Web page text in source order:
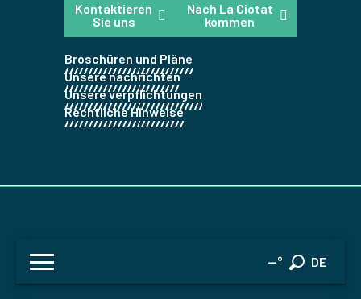
--°
Suche
DE
FR
EN
Kontaktieren
Sie uns
Nach La Ciotat
kommen
Broschüren und Pläne
Unsere nachrichten
Unsere verpflichtungen
Rechtliche Hinweise